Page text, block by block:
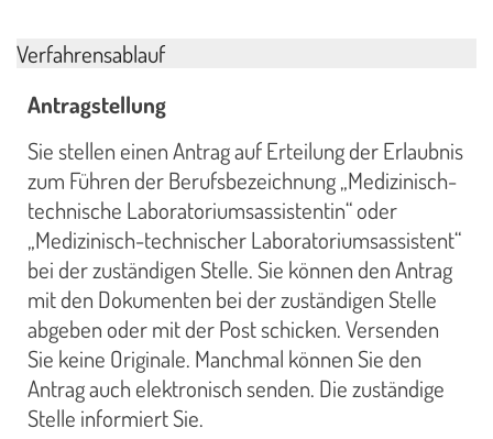
Verfahrensablauf
Antragstellung
Sie stellen einen Antrag auf Erteilung der Erlaubnis
zum Führen der Berufsbezeichnung „Medizinisch-
technische Laboratoriumsassistentin“ oder
„Medizinisch-technischer Laboratoriumsassistent“
bei der zuständigen Stelle. Sie können den Antrag
mit den Dokumenten bei der zuständigen Stelle
abgeben oder mit der Post schicken. Versenden
Sie keine Originale. Manchmal können Sie den
Antrag auch elektronisch senden. Die zuständige
Stelle informiert Sie.